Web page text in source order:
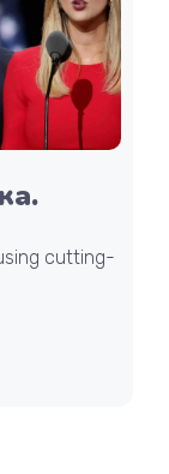
cutting-